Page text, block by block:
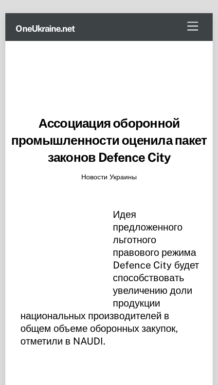
content
Menu
OneUkraine.net
Ассоциация оборонной
промышленности оценила пакет
законов Defence City
Новости Украины
Идея
предложенного
льготного
правового режима
Defence City будет
способствовать
увеличению доли
продукции
национальных производителей в
общем объеме оборонных закупок,
отметили в NAUDI.